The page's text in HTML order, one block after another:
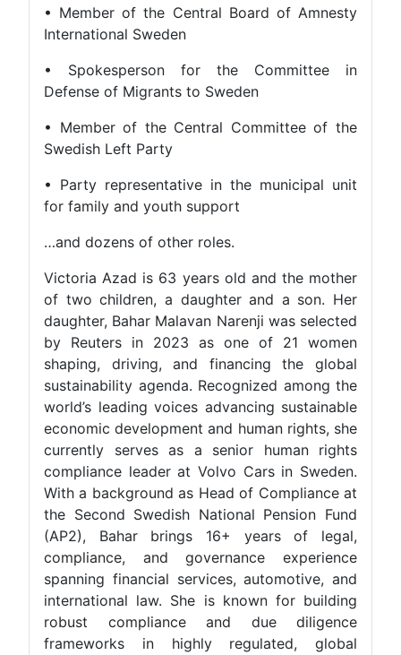
• Member of the Central Board of
International Sweden
• Spokesperson for the Committee
Defense of Migrants to Sweden
• Member of the Central Committee of
Swedish Left Party
• Party representative in the municipal
for family and youth support
…and dozens of other roles.
Victoria Azad is 63 years old and the
of two children, a daughter and a son.
daughter, Bahar Malavan Narenji was
by Reuters in 2023 as one of 21
shaping, driving, and financing the
sustainability agenda. Recognized among
world’s leading voices advancing
economic development and human rights,
currently serves as a senior human
compliance leader at Volvo Cars in
With a background as Head of Compliance
the Second Swedish National Pension
(AP2), Bahar brings 16+ years of
compliance, and governance
spanning financial services, automotive,
international law. She is known for
robust compliance and due
frameworks in highly regulated,